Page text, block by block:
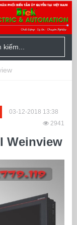
03-12-2018 13:38
2941
Weinview